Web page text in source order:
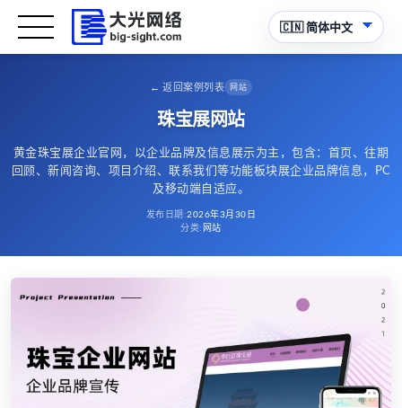
← 返回案例列表 网站
珠宝展网站
黄金珠宝展企业官网，以企业品牌及信息展示为主，包含：首页、往期
回顾、新闻咨询、项目介绍、联系我们等功能板块展企业品牌信息，PC
及移动端自适应。
发布日期:2026年3月30日
分类: 网站